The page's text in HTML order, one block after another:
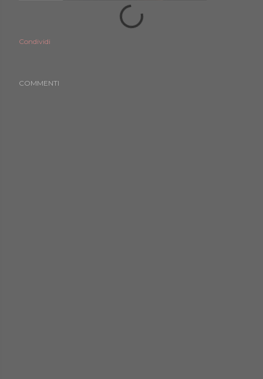
Condividi
COMMENTI